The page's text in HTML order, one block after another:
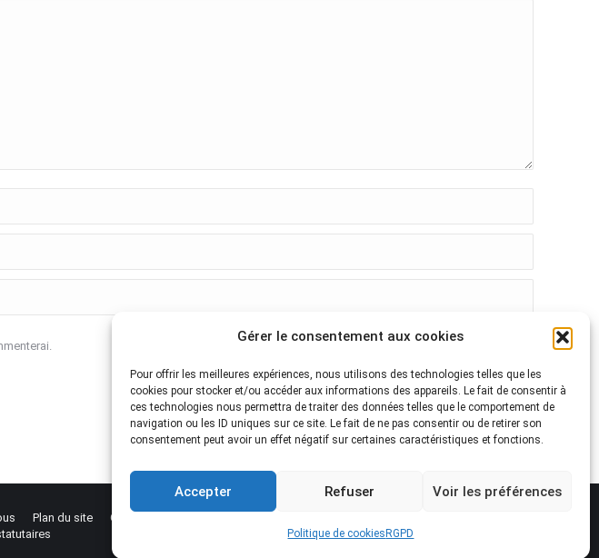
Gérer le consentement aux cookies
Pour offrir les meilleures expériences, nous utilisons des technologies telles que les
cookies pour stocker et/ou accéder aux informations des appareils. Le fait de consentir à
ces technologies nous permettra de traiter des données telles que le comportement de
navigation ou les ID uniques sur ce site. Le fait de ne pas consentir ou de retirer son
consentement peut avoir un effet négatif sur certaines caractéristiques et fonctions.
Accepter Refuser Voir les préférences
Politique de cookies RGPD
Plan du site Glossaire